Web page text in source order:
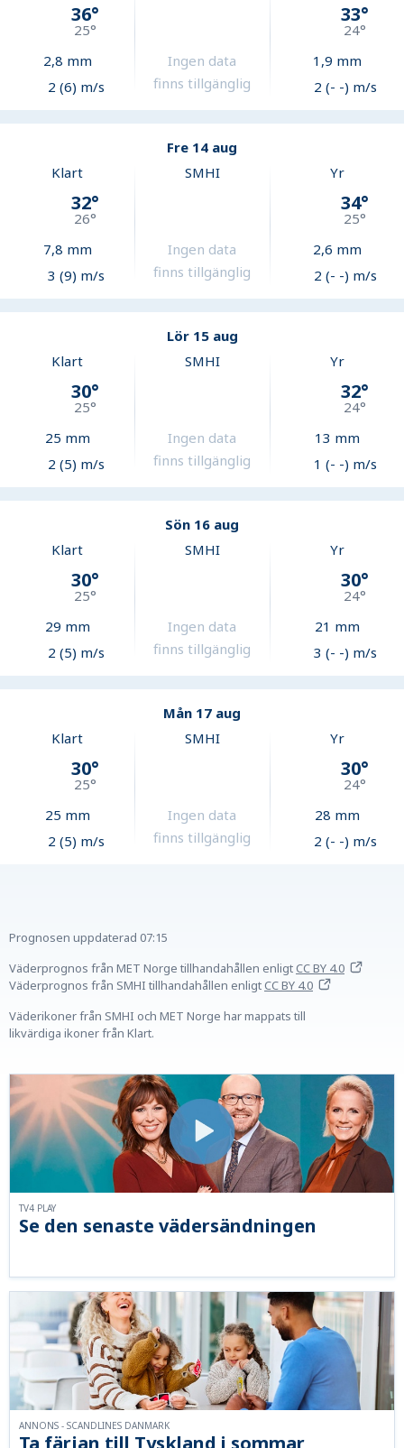
36°
25°
2,8 mm
2 (6) m/s
Ingen data
finns tillgänglig
33°
24°
1,9 mm
2 (- -) m/s
Fre 14 aug
Klart
32°
26°
7,8 mm
3 (9) m/s
SMHI
Ingen data
finns tillgänglig
Yr
34°
25°
2,6 mm
2 (- -) m/s
Lör 15 aug
Klart
30°
25°
25 mm
2 (5) m/s
SMHI
Ingen data
finns tillgänglig
Yr
32°
24°
13 mm
1 (- -) m/s
Sön 16 aug
Klart
30°
25°
29 mm
2 (5) m/s
SMHI
Ingen data
finns tillgänglig
Yr
30°
24°
21 mm
3 (- -) m/s
Mån 17 aug
Klart
30°
25°
25 mm
2 (5) m/s
SMHI
Ingen data
finns tillgänglig
Yr
30°
24°
28 mm
2 (- -) m/s
Prognosen uppdaterad 07:15
Väderprognos från MET Norge tillhandahållen enligtCC BY 4.0
Väderprognos från SMHI tillhandahållen enligtCC BY 4.0
Väderikoner från SMHI och MET Norge har mappats till
likvärdiga ikoner från Klart.
Se den senaste vädersändningen
TV4 PLAY
ANNONS - SCANDLINES DANMARK